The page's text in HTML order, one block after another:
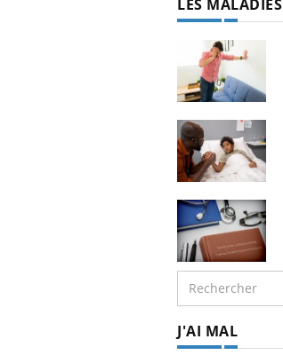
LES MALADIES
J'AI MAL